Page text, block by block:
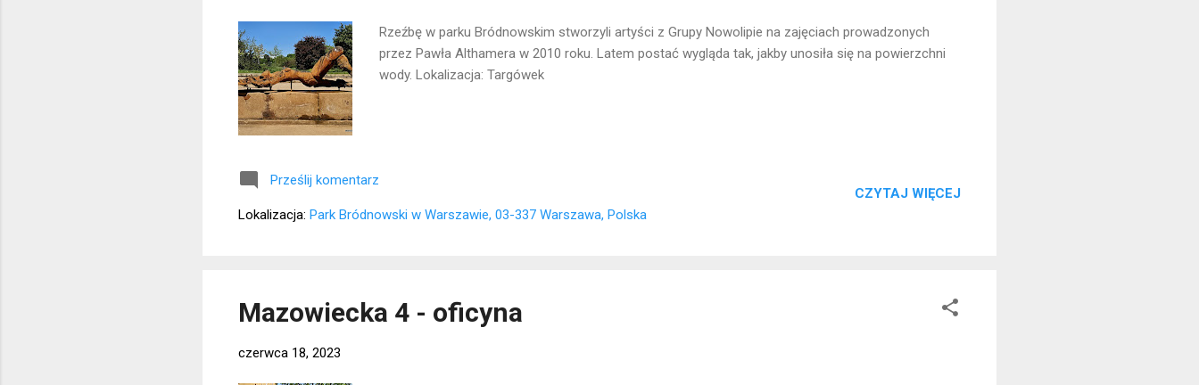
Rzeźbę w parku Bródnowskim stworzyli artyści z Grupy Nowolipie na zajęciach prowadzonych
przez Pawła Althamera w 2010 roku. Latem postać wygląda tak, jakby unosiła się na powierzchni
wody. Lokalizacja: Targówek
Prześlij komentarz
Lokalizacja: Park Bródnowski w Warszawie, 03-337 Warszawa, Polska
CZYTAJ WIĘCEJ
Mazowiecka 4 - oficyna
czerwca 18, 2023